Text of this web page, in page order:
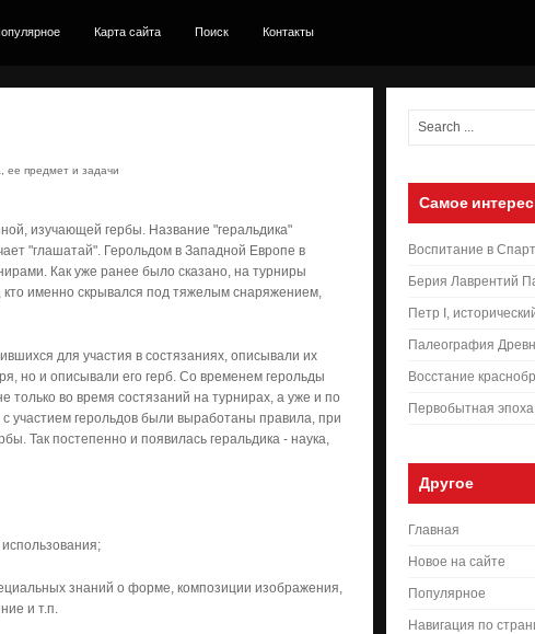
Карта сайта Поиск Контакты
ее предмет и задачи
изучающей гербы. Название "геральдика"
"глашатай". Герольдом в Западной Евро­пе в
Как уже ранее было сказано, на турниры
именно скрывался под тяжелым снаряжением,
для участия в состязаниях, описывали их
но и описывали его герб. Со временем герольды
только во время состязаний на турнирах, а уже и по
участием герольдов были выработаны правила, при
Так постепенно и появилась геральдика - наука,
знаний о форме, композиции изображения,
и т.п.
Самое
Воспитание в
Берия Лаврентий
Петр I,
Палеография
Восстание
Первобытная
Другое
Главная
Новое на сайте
Популярное
Навигация по